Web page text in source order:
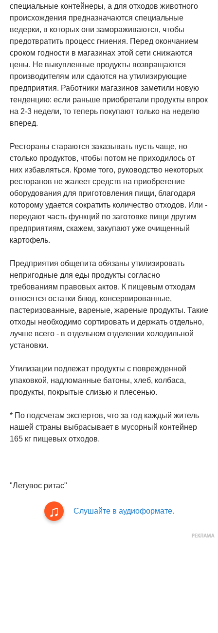
специальные контейнеры, а для отходов животного
происхождения предназначаются специальные
ведерки, в которых они замораживаются, чтобы
предотвратить процесс гниения. Перед окончанием
сроком годности в магазинах этой сети снижаются
цены. Не выкупленные продукты возвращаются
производителям или сдаются на утилизирующие
предприятия. Работники магазинов заметили новую
тенденцию: если раньше приобретали продукты впрок
на 2-3 недели, то теперь покупают только на неделю
вперед.
Рестораны стараются заказывать пусть чаще, но
столько продуктов, чтобы потом не приходилось от
них избавляться. Кроме того, руководство некоторых
ресторанов не жалеет средств на приобретение
оборудования для приготовления пищи, благодаря
которому удается сократить количество отходов. Или -
передают часть функций по заготовке пищи другим
предприятиям, скажем, закупают уже очищенный
картофель.
Предприятия общепита обязаны утилизировать
непригодные для еды продукты согласно
требованиям правовых актов. К пищевым отходам
относятся остатки блюд, консервированные,
пастеризованные, вареные, жареные продукты. Такие
отходы необходимо сортировать и держать отдельно,
лучше всего - в отдельном отделении холодильной
установки.
Утилизации подлежат продукты с поврежденной
упаковкой, надломанные батоны, хлеб, колбаса,
продукты, покрытые слизью и плесенью.
* По подсчетам экспертов, что за год каждый житель
нашей страны выбрасывает в мусорный контейнер
165 кг пищевых отходов.
"Летувос ритас"
Слушайте в аудиоформате.